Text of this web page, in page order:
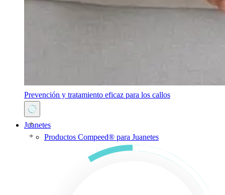
Prevención y tratamiento eficaz para los callos
Juanetes
Productos Compeed® para Juanetes